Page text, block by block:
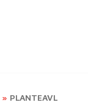
» PLANTEAVL